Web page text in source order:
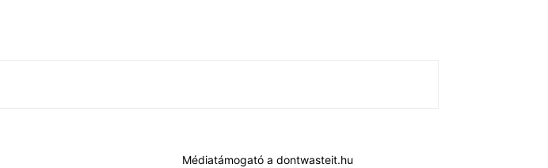
Médiatámogató a dontwasteit.hu